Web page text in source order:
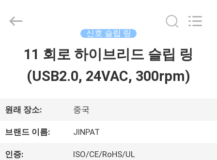
품
VR
신호 슬립 링
11 회로 하이브리드 슬립 링
(USB2.0, 24VAC, 300rpm)
원래 장소: 중국
브랜드 이름: JINPAT
인증: ISO/CE/RoHS/UL